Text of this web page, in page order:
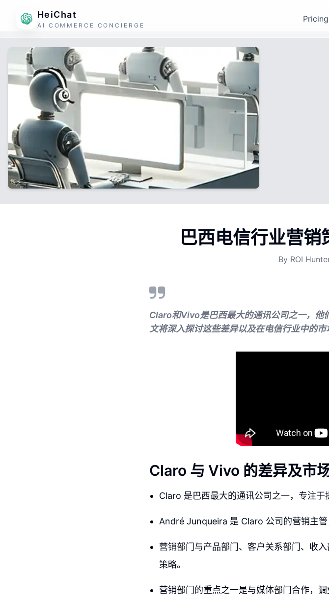
HeiChat
AI COMMERCE CONCIERGE
Pricing
巴西电信行业营
By ROI
Claro和Vivo是巴西最大的通讯公司之一，他
文将深入探讨这些差异以及在电信行业中的市
Claro 与 Vivo 的差异及市
Claro 是巴西最大的通讯公司之一，专注于
André Junqueira 是 Claro 公司的营销主管
营销部门与产品部门、客户关系部门、收
策略。
营销部门的重点之一是与媒体部门合作，调